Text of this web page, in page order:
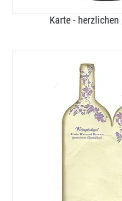
Karte -